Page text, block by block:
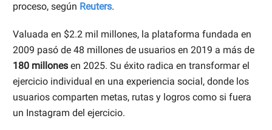
proceso, según Reuters.
Valuada en $2.2 mil millones, la plataforma fundada en
2009 pasó de 48 millones de usuarios en 2019 a más de
180 millones en 2025. Su éxito radica en transformar el
ejercicio individual en una experiencia social, donde los
usuarios comparten metas, rutas y logros como si fuera
un Instagram del ejercicio.